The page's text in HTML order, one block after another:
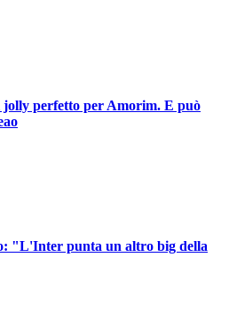
perfetto per Amorim. E può
"L'Inter punta un altro big della